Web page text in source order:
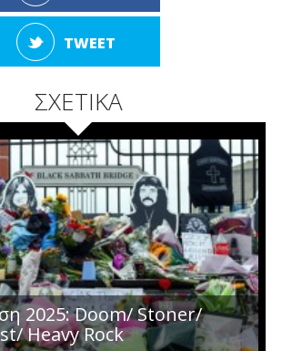
TWEET
ΣΧΕΤΙΚΑ
2025: Doom/ Stoner/
Heavy Rock